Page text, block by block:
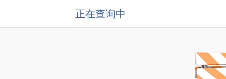
正在查询中